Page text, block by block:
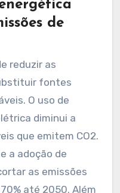
A redução
de ecossistemas
mostram que
aumentar a
de
reduzir as
fontes